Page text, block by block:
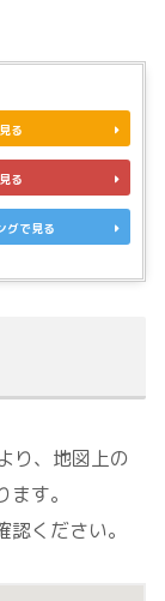
る
る
グで見る
り、地図上の
す。
ください。